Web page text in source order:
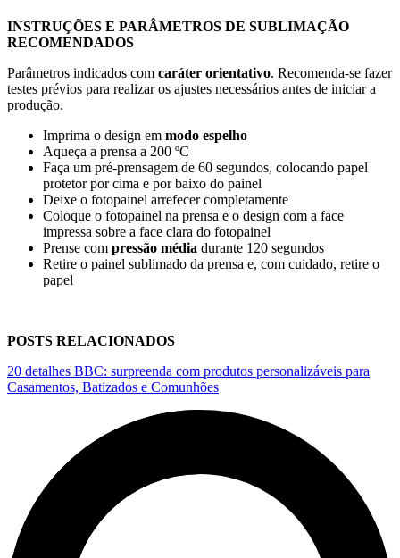
INSTRUÇÕES E PARÂMETROS DE SUBLIMAÇÃO
RECOMENDADOS
Parâmetros indicados com caráter orientativo. Recomenda-se fazer
testes prévios para realizar os ajustes necessários antes de iniciar a
produção.
Imprima o design em modo espelho
Aqueça a prensa a 200 ºC
Faça um pré-prensagem de 60 segundos, colocando papel
protetor por cima e por baixo do painel
Deixe o fotopainel arrefecer completamente
Coloque o fotopainel na prensa e o design com a face
impressa sobre a face clara do fotopainel
Prense com pressão média durante 120 segundos
Retire o painel sublimado da prensa e, com cuidado, retire o
papel
POSTS RELACIONADOS
20 detalhes BBC: surpreenda com produtos personalizáveis para
Casamentos, Batizados e Comunhões